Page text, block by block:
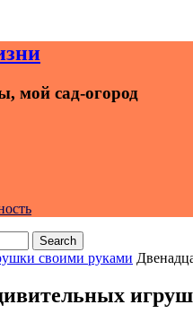
мой сад-огород
Search
своими руками